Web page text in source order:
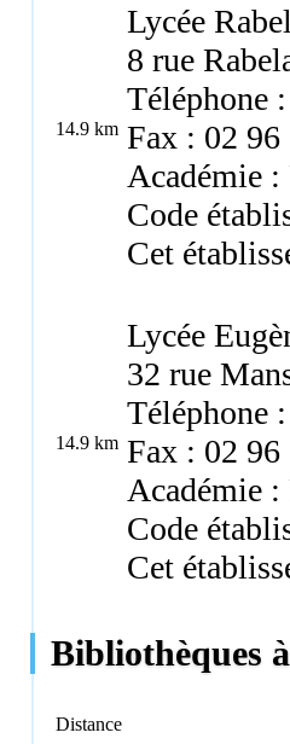
14.9 km
Lycée
8 rue
Téléphone
Fax : 02 96
Académie :
Code
Cet
14.9 km
Lycée
32 rue
Téléphone
Fax : 02 96
Académie :
Code
Cet
Bibliothèques
Distance